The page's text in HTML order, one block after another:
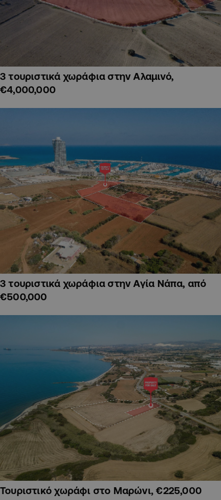
3 τουριστικά χωράφια στην Αλαμινό,
€4,000,000
3 τουριστικά χωράφια στην Αγία Νάπα, από
€500,000
Τουριστικό χωράφι στο Μαρώνι, €225,000